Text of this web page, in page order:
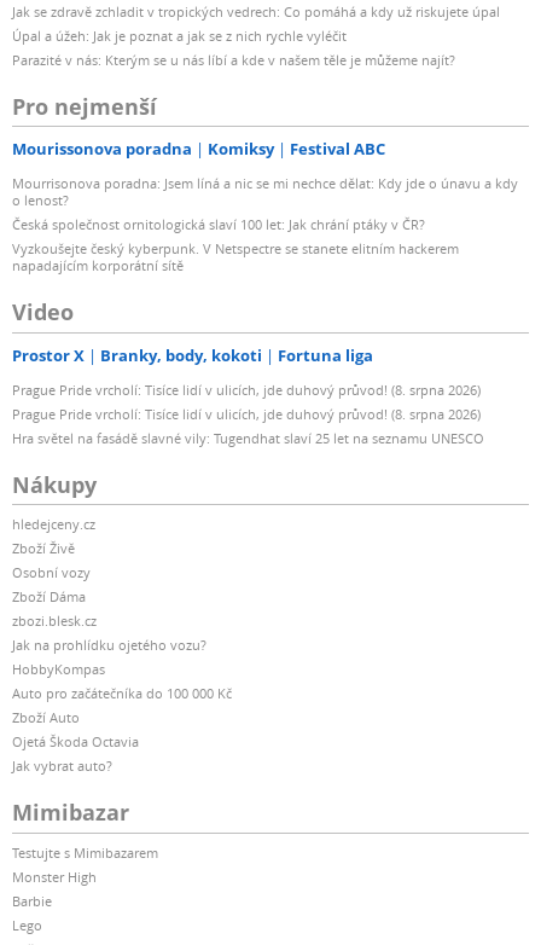
Jak se zdravě zchladit v tropických vedrech: Co pomáhá a kdy už riskujete úpal
Úpal a úžeh: Jak je poznat a jak se z nich rychle vyléčit
Parazité v nás: Kterým se u nás líbí a kde v našem těle je můžeme najít?
Pro nejmenší
Mourissonova poradna Komiksy Festival ABC
Mourrisonova poradna: Jsem líná a nic se mi nechce dělat: Kdy jde o únavu a kdy
o lenost?
Česká společnost ornitologická slaví 100 let: Jak chrání ptáky v ČR?
Vyzkoušejte český kyberpunk. V Netspectre se stanete elitním hackerem
napadajícím korporátní sítě
Video
Prostor X Branky, body, kokoti Fortuna liga
Prague Pride vrcholí: Tisíce lidí v ulicích, jde duhový průvod! (8. srpna 2026)
Prague Pride vrcholí: Tisíce lidí v ulicích, jde duhový průvod! (8. srpna 2026)
Hra světel na fasádě slavné vily: Tugendhat slaví 25 let na seznamu UNESCO
Nákupy
hledejceny.cz
Zboží Živě
Osobní vozy
Zboží Dáma
zbozi.blesk.cz
Jak na prohlídku ojetého vozu?
HobbyKompas
Auto pro začátečníka do 100 000 Kč
Zboží Auto
Ojetá Škoda Octavia
Jak vybrat auto?
Mimibazar
Testujte s Mimibazarem
Monster High
Barbie
Lego